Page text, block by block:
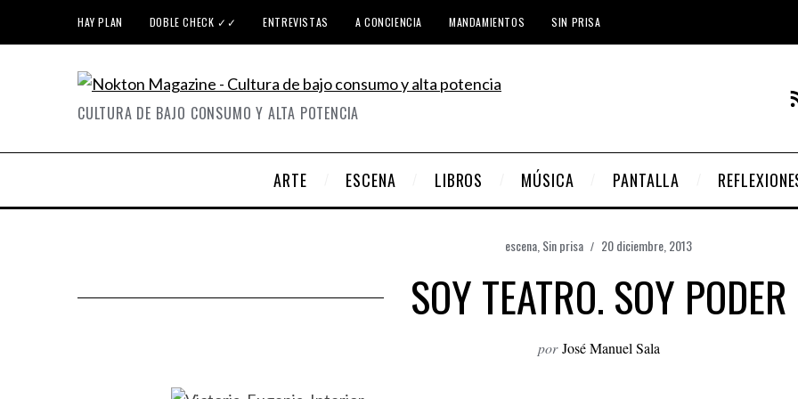
HAY PLAN DOBLE CHECK ✓✓ ENTREVISTAS A CONCIENCIA MANDAMIENTOS SIN PRISA
CULTURA DE BAJO CONSUMO Y ALTA POTENCIA
ARTE ESCENA LIBROS MÚSICA PANTALLA
escena Sin prisa 20 diciembre, 2013
SOY TEATRO. SOY PODER
por José Manuel Sala